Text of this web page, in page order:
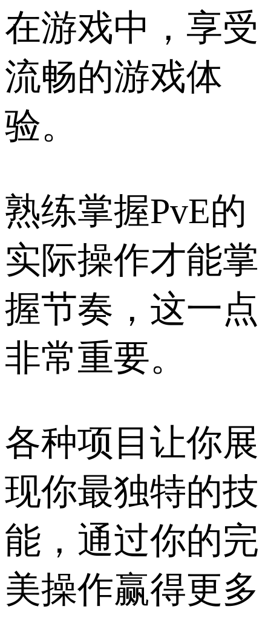
在游戏中，享受
流畅的游戏体
验。
熟练掌握PvE的
实际操作才能掌
握节奏，这一点
非常重要。
各种项目让你展
现你最独特的技
能，通过你的完
美操作赢得更多